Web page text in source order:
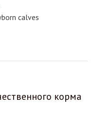
calves
корма